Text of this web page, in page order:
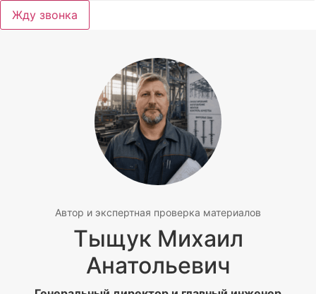
Жду звонка
Автор и экспертная проверка материалов
Тыщук Михаил
Анатольевич